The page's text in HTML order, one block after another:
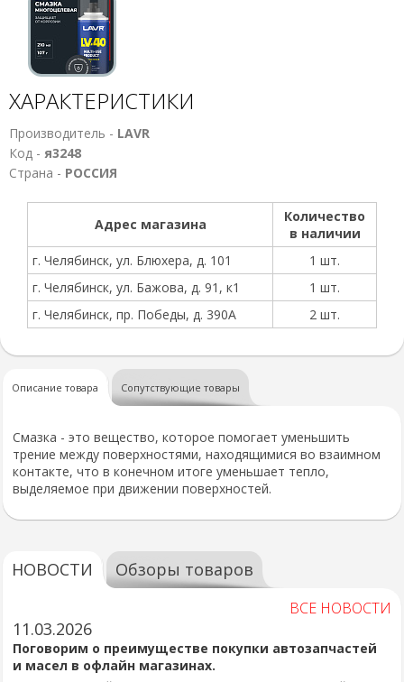
ХАРАКТЕРИСТИКИ
Производитель - LAVR
Код - я3248
Страна - РОССИЯ
Адрес магазина
Количество
в наличии
г. Челябинск, ул. Блюхера, д. 101
1 шт.
г. Челябинск, ул. Бажова, д. 91, к1
1 шт.
г. Челябинск, пр. Победы, д. 390А
2 шт.
Описание товара Сопутствующие товары
Смазка - это вещество, которое помогает уменьшить
трение между поверхностями, находящимися во взаимном
контакте, что в конечном итоге уменьшает тепло,
выделяемое при движении поверхностей.
НОВОСТИ Обзоры товаров
ВСЕ НОВОСТИ
11.03.2026
Поговорим о преимуществе покупки автозапчастей
и масел в офлайн магазинах.